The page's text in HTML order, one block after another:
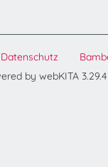
Datenschutz
by webKITA 3.29.4